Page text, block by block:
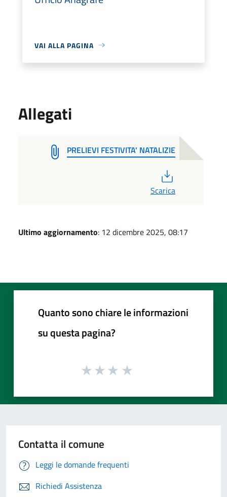
VAI ALLA PAGINA
Allegati
PRELIEVI FESTIVITA' NATALIZIE
Scarica
Ultimo aggiornamento: 12 dicembre 2025, 08:17
Quanto sono chiare le informazioni
su questa pagina?
Contatta il comune
Leggi le domande frequenti
Richiedi Assistenza